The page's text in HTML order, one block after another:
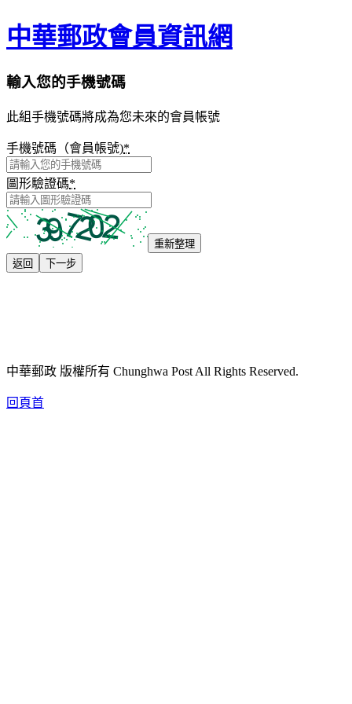
中華郵政會員資訊網
輸入您的手機號碼
此組手機號碼將成為您未來的會員帳號
手機號碼（會員帳號)*
圖形驗證碼*
重新整理
返回
下一步
中華郵政 版權所有 Chunghwa Post All Rights Reserved.
回頁首